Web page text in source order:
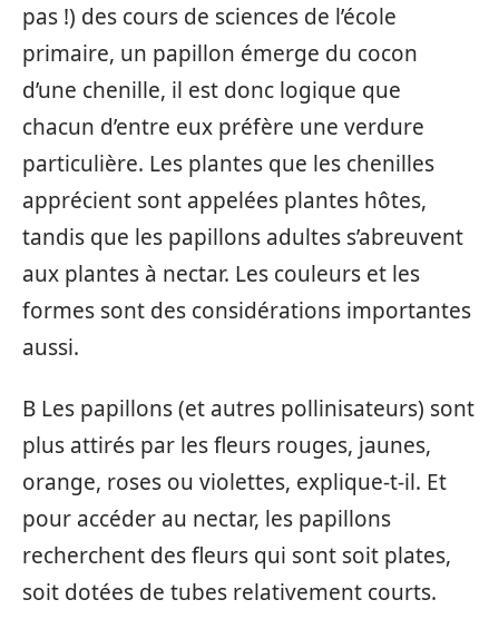
pas !) des cours de sciences de l’école
primaire, un papillon émerge du cocon
d’une chenille, il est donc logique que
chacun d’entre eux préfère une verdure
particulière. Les plantes que les chenilles
apprécient sont appelées plantes hôtes,
tandis que les papillons adultes s’abreuvent
aux plantes à nectar. Les couleurs et les
formes sont des considérations importantes
aussi.
B Les papillons (et autres pollinisateurs) sont
plus attirés par les fleurs rouges, jaunes,
orange, roses ou violettes, explique-t-il. Et
pour accéder au nectar, les papillons
recherchent des fleurs qui sont soit plates,
soit dotées de tubes relativement courts.